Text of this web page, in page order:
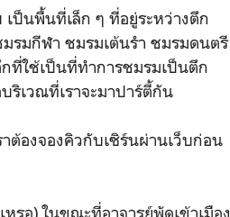
ป็นพื้นที่เล็ก ๆ ที่อยู่ระหว่างตึก
รมกีฬา ชมรมเต้นรำ ชมรมดนตรี
ที่ใช้เป็นที่ทำการชมรมเป็นตึก
ริเวณที่เราจะมาปาร์ตี้กัน
าต้องจองคิวกับเซิร์นผ่านเว็บก่อน
รอ) ในขณะที่อาจารย์พัดเข้าเมือง